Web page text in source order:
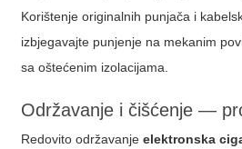
Korištenje originalnih punjača i
izbjegavajte punjenje na mekanim
sa oštećenim izolacijama.
Održavanje i čišćenje —
Redovito održavanjeelektronska